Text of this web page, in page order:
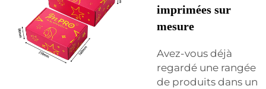
imprimées sur
mesure
Avez-vous déjà
regardé une rangée
de produits dans un